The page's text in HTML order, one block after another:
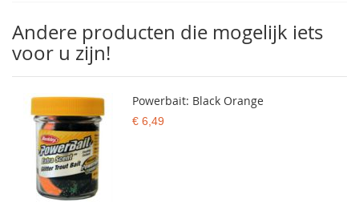
Andere producten die mogelijk iets
voor u zijn!
Powerbait: Black Orange
€ 6,49